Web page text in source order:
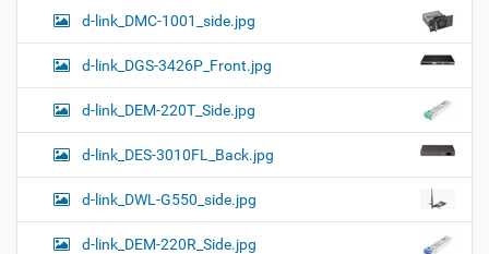
d-link_DMC-1001_side.jpg
d-link_DGS-3426P_Front.jpg
d-link_DEM-220T_Side.jpg
d-link_DES-3010FL_Back.jpg
d-link_DWL-G550_side.jpg
d-link_DEM-220R_Side.jpg